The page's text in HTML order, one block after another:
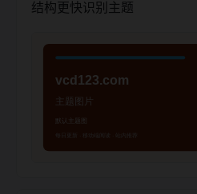
结构更快识别主题